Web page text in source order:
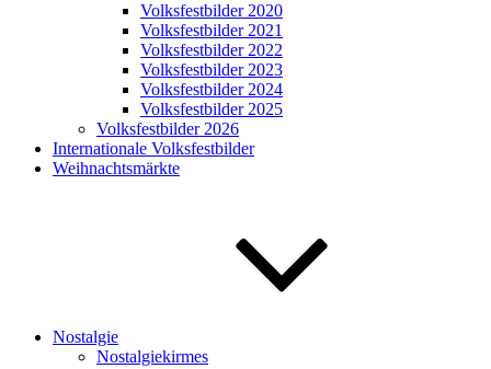
Volksfestbilder 2020
Volksfestbilder 2021
Volksfestbilder 2022
Volksfestbilder 2023
Volksfestbilder 2024
Volksfestbilder 2025
Volksfestbilder 2026
Internationale Volksfestbilder
Weihnachtsmärkte
Nostalgie
Nostalgiekirmes